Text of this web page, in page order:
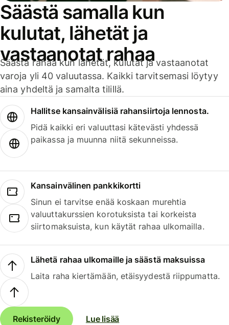
Säästä samalla kun
kulutat, lähetät ja
vastaanotat rahaa
Säästä rahaa kun lähetät, kulutat ja vastaanotat
varoja yli 40 valuutassa. Kaikki tarvitsemasi löytyy
aina yhdeltä ja samalta tilillä.
Hallitse kansainvälisiä rahansiirtoja lennosta.
Pidä kaikki eri valuuttasi kätevästi yhdessä
paikassa ja muunna niitä sekunneissa.
Kansainvälinen pankkikortti
Sinun ei tarvitse enää koskaan murehtia
valuuttakurssien korotuksista tai korkeista
siirtomaksuista, kun käytät rahaa ulkomailla.
Lähetä rahaa ulkomaille ja säästä maksuissa
Laita raha kiertämään, etäisyydestä riippumatta.
Rekisteröidy Lue lisää